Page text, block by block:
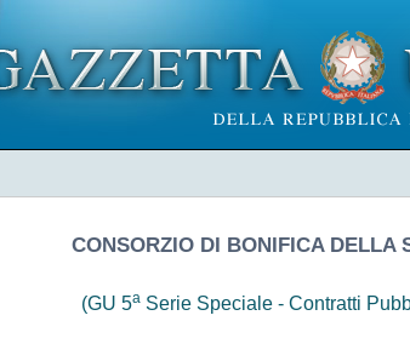
CONSORZIO DI BONIFICA DELLA
(GU 5a Serie Speciale - Contratti